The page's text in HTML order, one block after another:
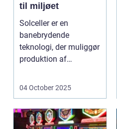
til miljøet
Solceller er en
banebrydende
teknologi, der muliggør
produktion af
udnytt...
04 October 2025